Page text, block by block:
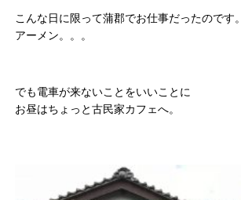
こんな日に限って蒲郡でお仕事だったのです。
アーメン。。。
でも電車が来ないことをいいことに
お昼はちょっと古民家カフェへ。